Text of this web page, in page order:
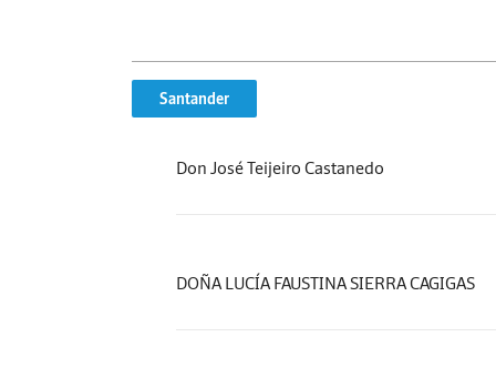
Santander
Don José Teijeiro Castanedo
DOÑA LUCÍA FAUSTINA SIERRA CAGIGAS